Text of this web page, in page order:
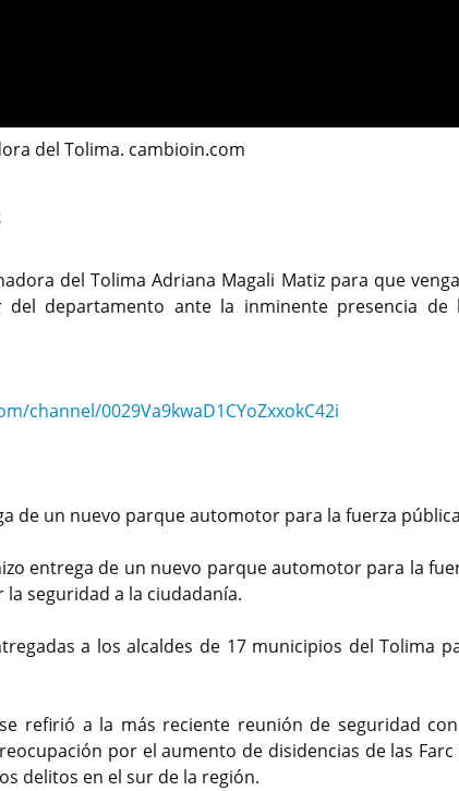
del Tolima. cambioin.com
del Tolima Adriana Magali Matiz para que
departamento ante la inminente presencia de
channel/0029Va9kwaD1CYoZxxokC42i
de un nuevo parque automotor para la fuerza
entrega de un nuevo parque automotor para la
seguridad a la ciudadanía.
a los alcaldes de 17 municipios del Tolima
refirió a la más reciente reunión de seguridad
por el aumento de disidencias de las Farc
delitos en el sur de la región.